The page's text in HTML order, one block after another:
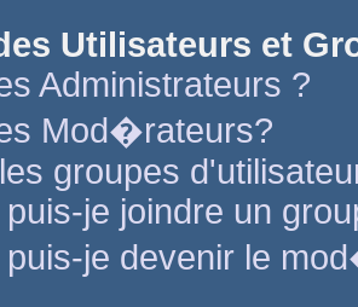
Utilisateurs et
Administrateurs ?
Mod�rateurs?
groupes
je joindre un
puis-je devenir le